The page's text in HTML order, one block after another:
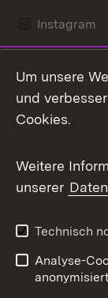
Instagram
Mastodon
Messenger
Social Wall
X / Twitter
Youtube
Um unsere
und
Cookies.
Weitere
unserer
Technisch
Analyse-